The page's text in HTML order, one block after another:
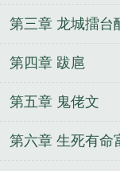
三只眼
鬼妻 我
野徒焚想 余温
腰
新婚悸动
厮混的日子
第三章 龙城擂台
第四章 跋扈
第五章 鬼佬文
第六章 生死有命